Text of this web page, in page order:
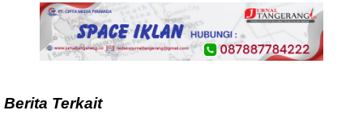
Berita Terkait